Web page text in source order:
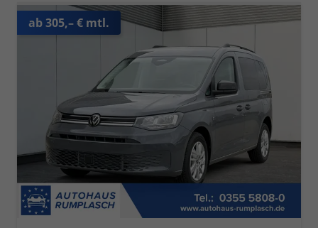
ab 305,– € mtl.